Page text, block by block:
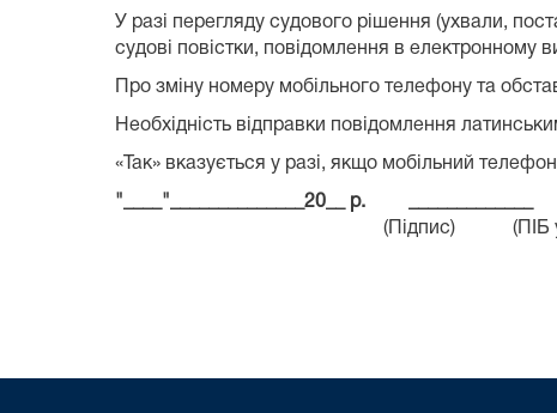
У разі перегляду судового рішення (ухвали,
судові повістки, повідомлення в
Про зміну номеру мобільного телефону та
Необхідність відправки повідомлення
«Так» вказується у разі, якщо мобільний
"____"______________20__
р.
(Підпис) (ПІБ учасника